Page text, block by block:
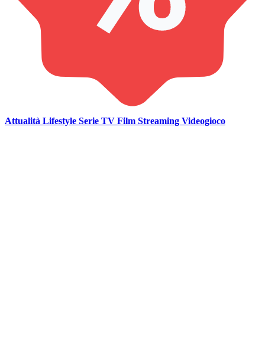
Attualità Lifestyle Serie TV Film Streaming Videogioco